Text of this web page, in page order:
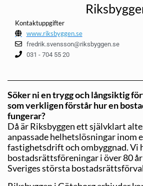
Kontaktuppgifter
www.riksbyggen.se
fredrik.svensson@riksbyggen.se
031 - 704 55 20
Söker ni en trygg och långsiktig
som verkligen förstår hur en
fungerar?
Då är Riksbyggen ett självklart
anpassade helhetslösningar inom
fastighetsdrift och ombyggnad. Vi
bostadsrättsföreningar i över 80 år
Sveriges största